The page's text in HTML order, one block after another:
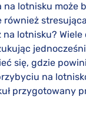
na lotnisku może
również
lotnisku? Wiele
się, gdzie
na
przygotowany